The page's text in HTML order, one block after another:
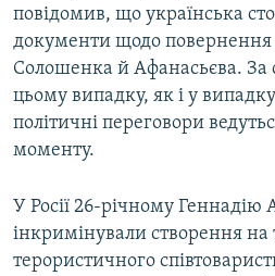
повідомив, що українська
документи щодо повернення
Солошенка й Афанасьєва. За
цьому випадку, як і у
політичні переговори
моменту.
У Росії 26-річному Геннадію
інкримінували створення на
терористичного